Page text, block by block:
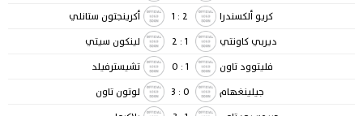
كريو ألكسندرا
2
:
1
أكرينجتون ستانلي
ديربي كاونتي
1
:
2
لينكون سيتي
فليتوود تاون
1
:
0
تشيسترفيلد
جيلينغهام
0
:
3
لوتون تاون